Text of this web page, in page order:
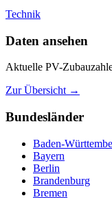
Technik
Daten ansehen
Aktuelle PV-
Zur Übersicht →
Bundesländer
Baden-
Bayern
Berlin
Brandenburg
Bremen